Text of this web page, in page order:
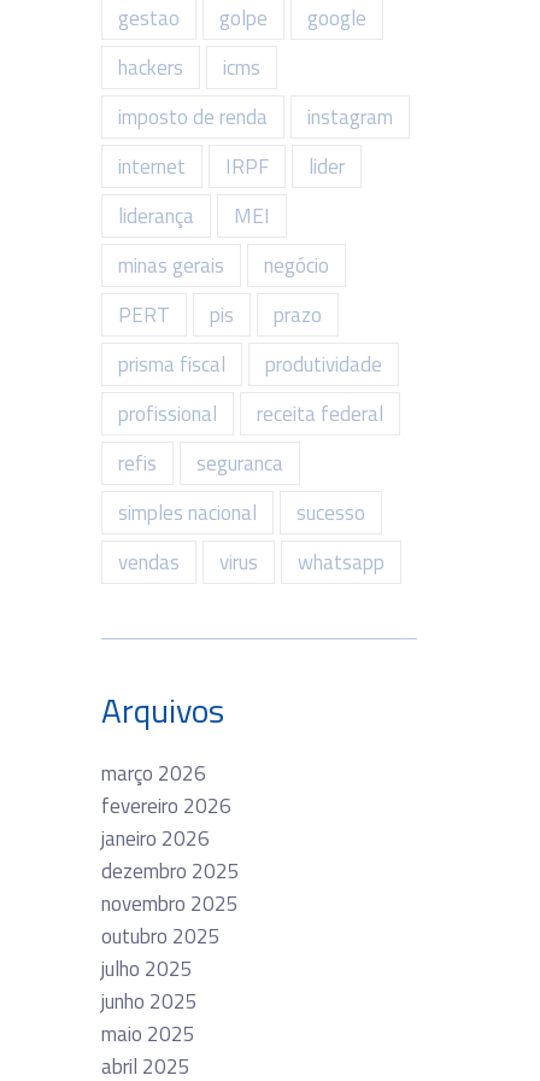
gestao golpe
google
hackers
icms
imposto de renda
instagram
internet
IRPF
lider
liderança
MEI
minas gerais
negócio
PERT
pis
prazo
prisma fiscal
produtividade
profissional
receita federal
refis
seguranca
simples nacional
sucesso
vendas
virus whatsapp
Arquivos
março 2026
fevereiro 2026
janeiro 2026
dezembro 2025
novembro 2025
outubro 2025
julho 2025
junho 2025
maio 2025
abril 2025